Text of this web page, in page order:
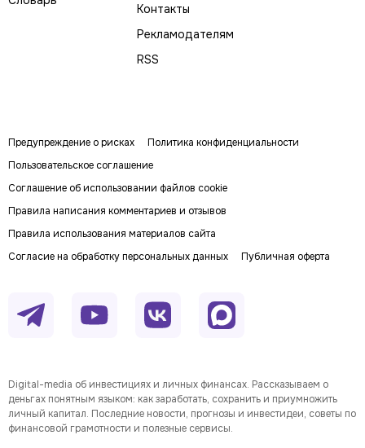
Контакты
Рекламодателям
RSS
Предупреждение о рисках
Политика конфиденциальности
Пользовательское соглашение
Соглашение об использовании файлов cookie
Правила написания комментариев и отзывов
Правила использования материалов сайта
Согласие на обработку персональных данных
Публичная оферта
Digital-media об инвестициях и личных финансах. Рассказываем о
деньгах понятным языком: как заработать, сохранить и приумножить
личный капитал. Последние новости, прогнозы и инвестидеи, советы по
финансовой грамотности и полезные сервисы.